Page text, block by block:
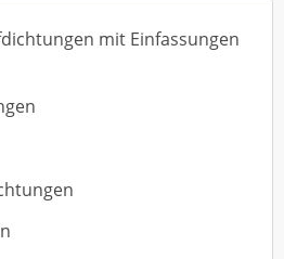
mit Einfassungen